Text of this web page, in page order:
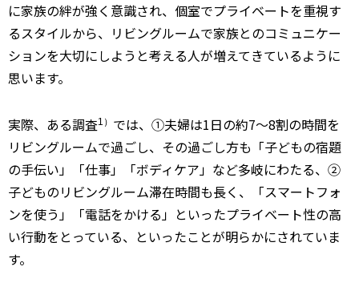
に家族の絆が強く意識され、個室でプライベートを重視す
るスタイルから、リビングルームで家族とのコミュニケー
ションを大切にしようと考える人が増えてきているように
思います。
実際、ある調査1） では、①夫婦は1日の約7～8割の時間を
リビングルームで過ごし、その過ごし方も「子どもの宿題
の手伝い」「仕事」「ボディケア」など多岐にわたる、②
子どものリビングルーム滞在時間も長く、「スマートフォ
ンを使う」「電話をかける」といったプライベート性の高
い行動をとっている、といったことが明らかにされていま
す。